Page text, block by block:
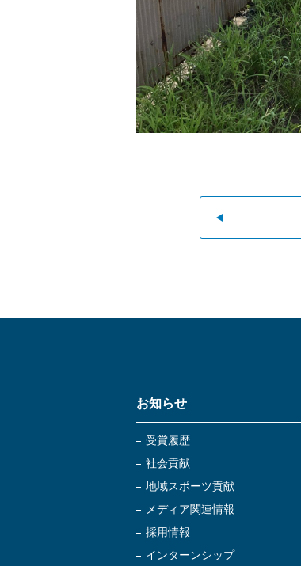
お知らせ
受賞履歴
社会貢献
地域スポーツ貢献
メディア関連情報
採用情報
インターンシップ